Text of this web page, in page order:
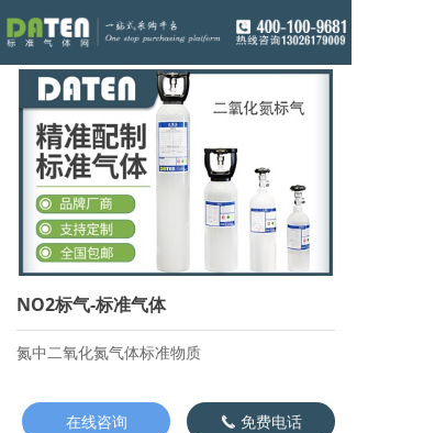
NO2标气-标准气体
끅 免费电话
氮中二氧化氮气体标准物质
在线咨询